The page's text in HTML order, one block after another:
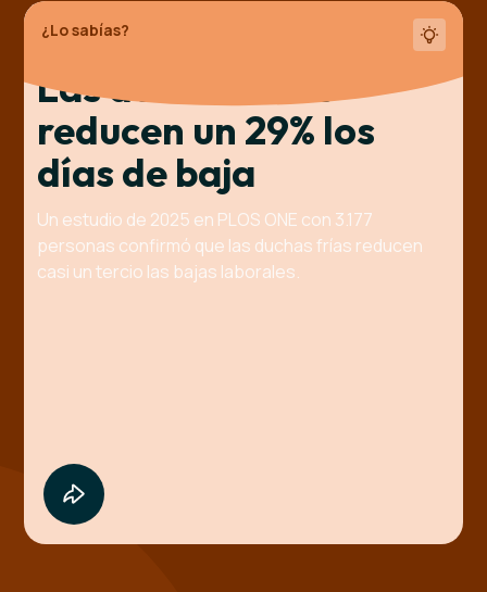
¿Lo sabías?
Las duchas frías
reducen un 29% los
días de baja
Un estudio de 2025 en PLOS ONE con 3.177
personas confirmó que las duchas frías reducen
casi un tercio las bajas laborales.